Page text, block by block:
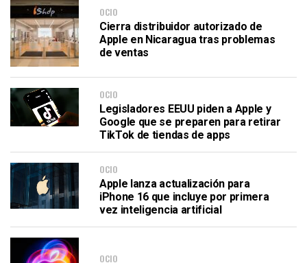
OCIO
Cierra distribuidor autorizado de
Apple en Nicaragua tras problemas
de ventas
OCIO
Legisladores EEUU piden a Apple y
Google que se preparen para retirar
TikTok de tiendas de apps
OCIO
Apple lanza actualización para
iPhone 16 que incluye por primera
vez inteligencia artificial
OCIO